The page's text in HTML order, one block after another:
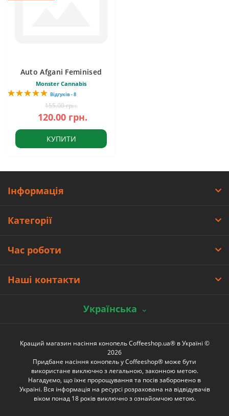
Auto Afgani Feminised
Monster Cannabis
Відгуків - 8
155.00 грн.
120.00 грн.
КУПИТИ
Інформація
Категорії
Час роботи
Наші контакти
Українська
Кращий магазин насіння конопель Coffeeshop.ua® в Україні ©
2026
Придбане насіння конопель у Coffeeshop® може бути
використане виключно з легальною, законною метою.
Нагадуємо, що їхнє пророщування та посів заборонено в
Україні. Вся інформація на ресурсі розрахована на відвідувачів
віком понад 18 років виключно з ознайомчою метою.